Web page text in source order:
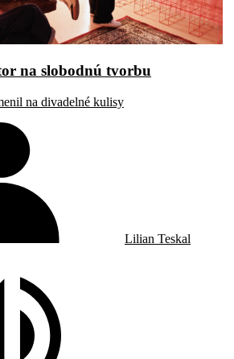
na slobodnú tvorbu
na divadelné kulisy
Lilian Teskal